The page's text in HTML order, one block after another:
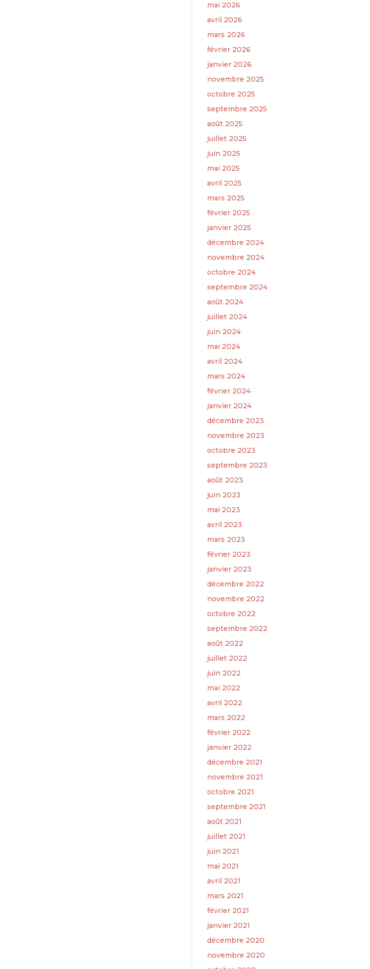
mai 2026
avril 2026
mars 2026
février 2026
janvier 2026
novembre 2025
octobre 2025
septembre 2025
août 2025
juillet 2025
juin 2025
mai 2025
avril 2025
mars 2025
février 2025
janvier 2025
décembre 2024
novembre 2024
octobre 2024
septembre 2024
août 2024
juillet 2024
juin 2024
mai 2024
avril 2024
mars 2024
février 2024
janvier 2024
décembre 2023
novembre 2023
octobre 2023
septembre 2023
août 2023
juin 2023
mai 2023
avril 2023
mars 2023
février 2023
janvier 2023
décembre 2022
novembre 2022
octobre 2022
septembre 2022
août 2022
juillet 2022
juin 2022
mai 2022
avril 2022
mars 2022
février 2022
janvier 2022
décembre 2021
novembre 2021
octobre 2021
septembre 2021
août 2021
juillet 2021
juin 2021
mai 2021
avril 2021
mars 2021
février 2021
janvier 2021
décembre 2020
novembre 2020